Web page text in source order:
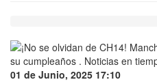
01 de Junio, 2025 17:10